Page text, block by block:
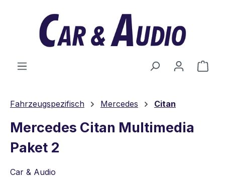
Zum Hauptinhalt springen
Fahrzeugspezifisch Mercedes Citan
Mercedes Citan Multimedia
Paket 2
Car & Audio